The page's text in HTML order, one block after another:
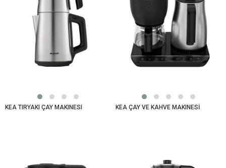
KEA TIRYAKI ÇAY MAKINESI KEA ÇAY VE KAHVE MAKINESİ